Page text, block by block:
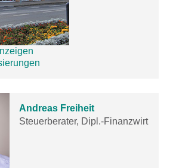
Andreas Freiheit
Steuerberater, Dipl.-Finanzwirt